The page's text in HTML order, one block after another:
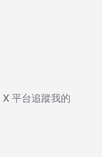
X 平台追蹤我的